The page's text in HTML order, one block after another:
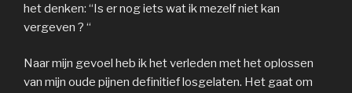
het denken: “Is er nog iets wat ik mezelf niet kan
vergeven ? “
Naar mijn gevoel heb ik het verleden met het oplossen
van mijn oude pijnen definitief losgelaten. Het gaat om